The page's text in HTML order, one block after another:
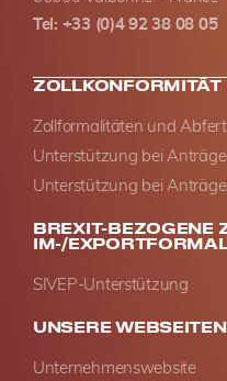
Tel: +33 (0)4 92 38 08 05
Zollformalitäten und
Unterstützung bei
Unterstützung bei
BREXIT-BEZOGENE
IM-/
SIVEP-Unterstützung
UNSERE WEBSEITEN
Unternehmenswebsite